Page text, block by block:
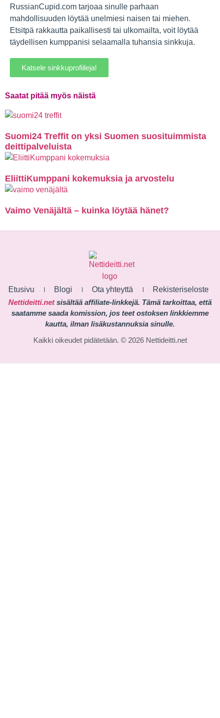
RussianCupid.com tarjoaa sinulle parhaan
mahdollisuuden löytää unelmiesi naisen tai miehen.
Etsitpä rakkautta paikallisesti tai ulkomailta, voit löytää
täydellisen kumppanisi selaamalla tuhansia sinkkuja.
Katsele sinkkuprofiileja!
Saatat pitää myös näistä
Suomi24 Treffit on yksi Suomen suosituimmista
deittipalveluista
EliittiKumppani kokemuksia ja arvostelu
Vaimo Venäjältä – kuinka löytää hänet?
Etusivu Blogi Ota yhteyttä
Rekisteriseloste
Nettideitti.netsisältää affiliate-linkkejä. Tämä tarkoittaa, että
saatamme saada komission, jos teet ostoksen linkkiemme
kautta, ilman lisäkustannuksia sinulle.
Kaikki oikeudet pidätetään. © 2026 Nettideitti.net